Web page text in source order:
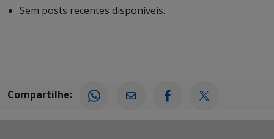
Sem posts recentes disponíveis.
Compartilhe: